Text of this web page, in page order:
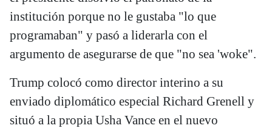
institución porque no le gustaba "lo que
programaban" y pasó a liderarla con el
argumento de asegurarse de que "no sea 'woke".
Trump colocó como director interino a su
enviado diplomático especial Richard Grenell y
situó a la propia Usha Vance en el nuevo